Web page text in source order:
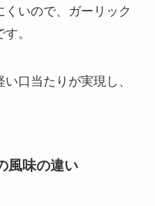
いので、ガーリック
。
口当たりが実現し、
風味の違い